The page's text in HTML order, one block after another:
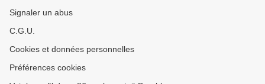
Signaler un abus
C.G.U.
Cookies et données personnelles
Préférences cookies